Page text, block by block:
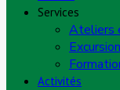
Services
Ateliers
Activités